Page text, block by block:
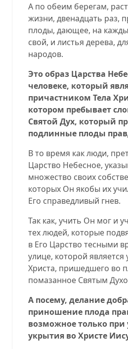
А по обеим берегам,
жизни, двенадцать раз,
плоды, дающее, на
свой, и листья дерева,
народов.
Это образ Царства
человеке, который
причастником Тела
котором пребывает
Святой Дух, который
подлинные плоды
В то время как люди,
Царство Небесное,
множество своих
которых Он якобы их
Его справедливый гнев.
Так как, учить Он мог и
тех людей, которые
в Его Царство тесными
улице, которой является
Христа, пришедшего во
помазанное Святым
А посему, делание
приношение плода
возможное только при
укрытия во Христе